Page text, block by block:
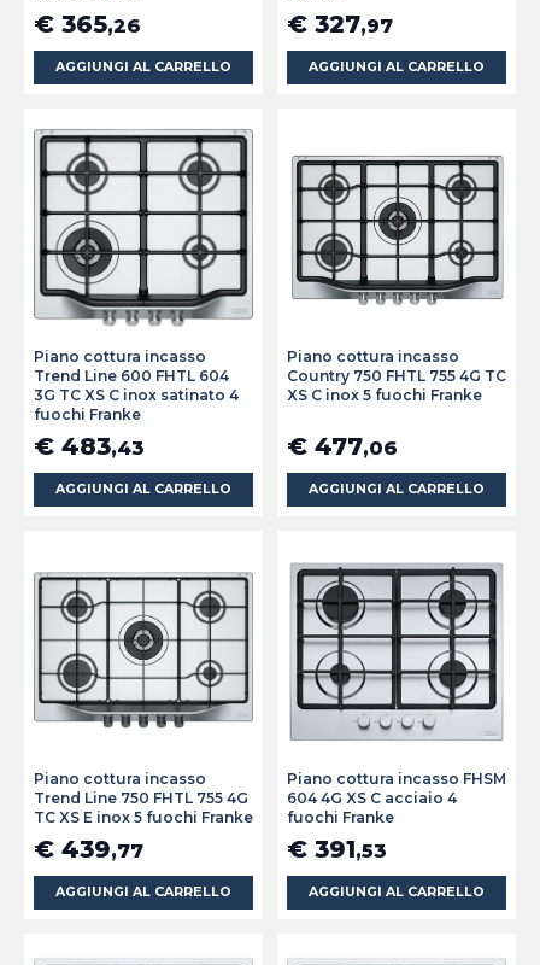
€ 365,26
AGGIUNGI AL CARRELLO
€ 327,97
AGGIUNGI AL CARRELLO
Piano cottura incasso
Trend Line 600 FHTL 604
3G TC XS C inox satinato 4
fuochi Franke
€ 483,43
AGGIUNGI AL CARRELLO
Piano cottura incasso
Country 750 FHTL 755 4G TC
XS C inox 5 fuochi Franke
€ 477,06
AGGIUNGI AL CARRELLO
Piano cottura incasso
Trend Line 750 FHTL 755 4G
TC XS E inox 5 fuochi Franke
€ 439,77
AGGIUNGI AL CARRELLO
Piano cottura incasso FHSM
604 4G XS C acciaio 4
fuochi Franke
€ 391,53
AGGIUNGI AL CARRELLO